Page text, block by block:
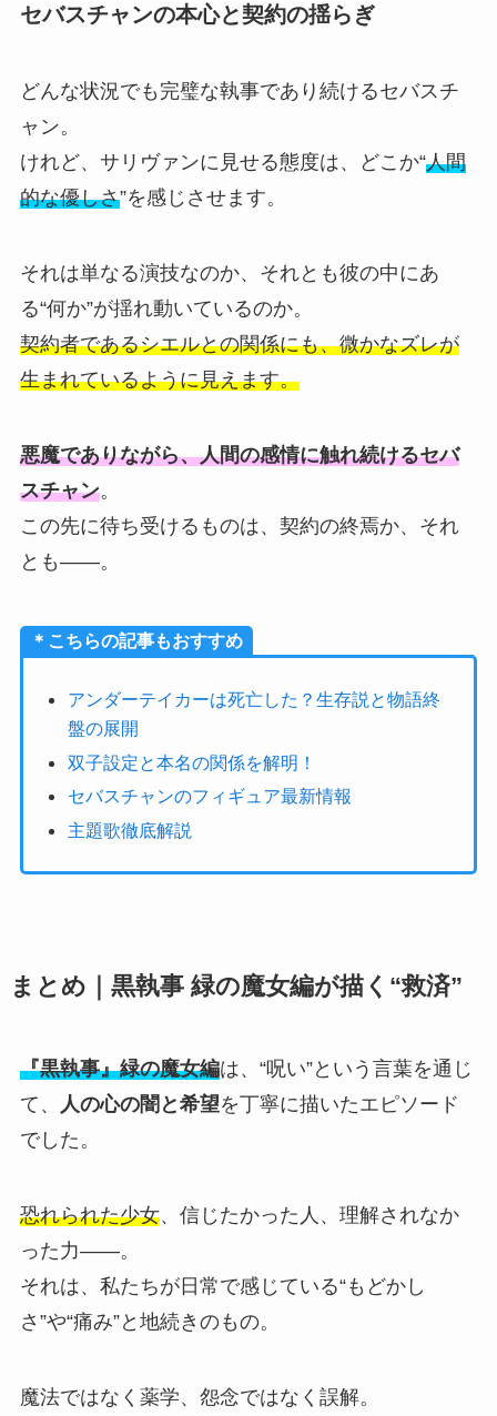
セバスチャンの本心と契約の揺らぎ
どんな状況でも完璧な執事であり続けるセバスチ
ャン。
けれど、サリヴァンに見せる態度は、どこか“人間
的な優しさ”を感じさせます。
それは単なる演技なのか、それとも彼の中にあ
る“何か”が揺れ動いているのか。
契約者であるシエルとの関係にも、微かなズレが
生まれているように見えます。
悪魔でありながら、人間の感情に触れ続けるセバ
スチャン。
この先に待ち受けるものは、契約の終焉か、それ
とも——。
＊こちらの記事もおすすめ
アンダーテイカーは死亡した？生存説と物語終
盤の展開
双子設定と本名の関係を解明！
セバスチャンのフィギュア最新情報
主題歌徹底解説
まとめ｜黒執事 緑の魔女編が描く“救済”
『黒執事』緑の魔女編は、“呪い”という言葉を通じ
て、
人の心の闇と希望を丁寧に描いたエピソード
でした。
恐れられた少女、信じたかった人、理解されなか
った力——。
それは、私たちが日常で感じている“もどかし
さ”や“痛み”と地続きのもの。
魔法ではなく薬学、怨念ではなく誤解。